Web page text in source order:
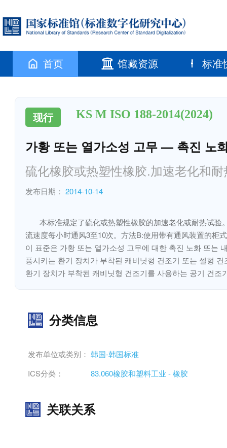
首页 馆藏资源 标准
现行 KS M ISO 188-2014(2024)
가황 또는 열가소성 고무 — 촉진 노
硫化橡胶或热塑性橡胶.加速老化和
发布日期： 2014-10-14
本标准规定了硫化或热塑性橡胶的加速老化或耐热试
流速度每小时通风3至10次。方法B:使用带有通风装置的柜
이 표준은 가황 또는 열가소성 고무에 대한 촉진 노화 또는
풍시키는 환기 장치가 부착된 캐비닛형 건조기 또는 셀형
환기 장치가 부착된 캐비닛형 건조기를 사용하는 공기 건조
分类信息
发布单位或类别： 韩国-韩国标准
ICS分类：
83.060橡胶和塑料工业 - 橡胶
关联关系